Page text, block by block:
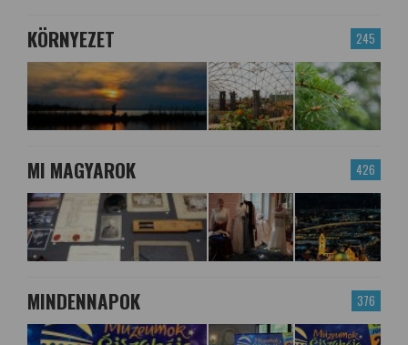
245
KÖRNYEZET
426
MI MAGYAROK
376
MINDENNAPOK